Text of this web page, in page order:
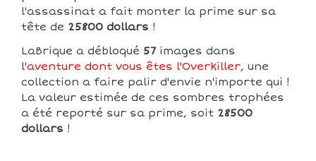
l'assassinat a fait monter la prime sur sa
tête de 25800 dollars !
LaBrique a débloqué 57 images dans
l'aventure dont vous êtes l'Overkiller, une
collection a faire palir d'envie n'importe qui !
La valeur estimée de ces sombres trophées
a été reporté sur sa prime, soit 28500
dollars !